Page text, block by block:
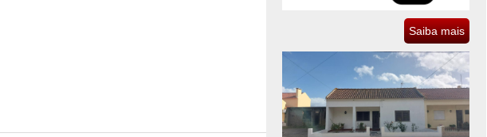
Saiba mais